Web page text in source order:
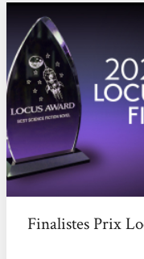
Finalistes Prix